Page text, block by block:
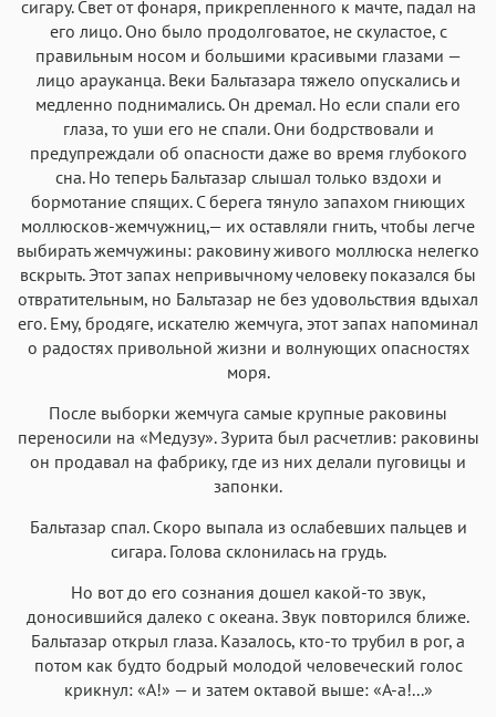
сигару. Свет от фонаря, прикрепленного к мачте, падал на
его лицо. Оно было продолговатое, не скуластое, с
правильным носом и большими красивыми глазами —
лицо арауканца. Веки Бальтазара тяжело опускались и
медленно поднимались. Он дремал. Но если спали его
глаза, то уши его не спали. Они бодрствовали и
предупреждали об опасности даже во время глубокого
сна. Но теперь Бальтазар слышал только вздохи и
бормотание спящих. С берега тянуло запахом гниющих
моллюсков-жемчужниц,— их оставляли гнить, чтобы легче
выбирать жемчужины: раковину живого моллюска нелегко
вскрыть. Этот запах непривычному человеку показался бы
отвратительным, но Бальтазар не без удовольствия вдыхал
его. Ему, бродяге, искателю жемчуга, этот запах напоминал
о радостях привольной жизни и волнующих опасностях
моря.
После выборки жемчуга самые крупные раковины
переносили на «Медузу». Зурита был расчетлив: раковины
он продавал на фабрику, где из них делали пуговицы и
запонки.
Бальтазар спал. Скоро выпала из ослабевших пальцев и
сигара. Голова склонилась на грудь.
Но вот до его сознания дошел какой-то звук,
доносившийся далеко с океана. Звук повторился ближе.
Бальтазар открыл глаза. Казалось, кто-то трубил в рог, а
потом как будто бодрый молодой человеческий голос
крикнул: «А!» — и затем октавой выше: «А-а!...»